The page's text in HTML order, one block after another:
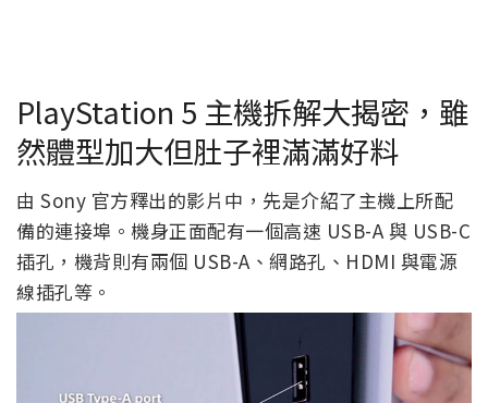
PlayStation 5 主機拆解大揭密，雖
然體型加大但肚子裡滿滿好料
由 Sony 官方釋出的影片中，先是介紹了主機上所配
備的連接埠。機身正面配有一個高速 USB-A 與 USB-C
插孔，機背則有兩個 USB-A、網路孔、HDMI 與電源
線插孔等。